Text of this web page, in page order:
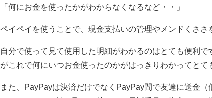
「何にお金を使ったかがわからなくなるなど・・」
ペイペイを使うことで、現金支払いの管理やメンドくささ
自分で使って見て使用した明細がわかるのはとても便利
がこれで何にいつお金使ったのかがはっきりわかってとて
また、 PayPayは決済だけでなくPayPay間で友達に送金